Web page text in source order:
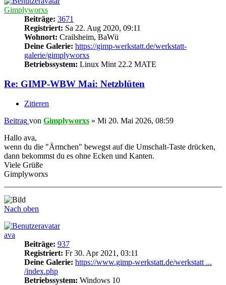
Gimplyworxs
Beiträge: 3671
Registriert: Sa 22. Aug 2020, 09:11
Wohnort: Crailsheim, BaWü
Deine Galerie: https://gimp-werkstatt.de/werkstatt-
galerie/gimplyworxs
Betriebssystem: Linux Mint 22.2 MATE
Re: GIMP-WBW Mai: Netzblüten
Zitieren
Beitrag von Gimplyworxs » Mi 20. Mai 2026, 08:59
Hallo ava,
wenn du die "Ärmchen" bewegst auf die Umschalt-Taste drücken,
dann bekommst du es ohne Ecken und Kanten.
Viele Grüße
Gimplyworxs
Nach oben
ava
Beiträge: 937
Registriert: Fr 30. Apr 2021, 03:11
Deine Galerie: https://www.gimp-werkstatt.de/werkstatt ...
/index.php
Betriebssystem: Windows 10